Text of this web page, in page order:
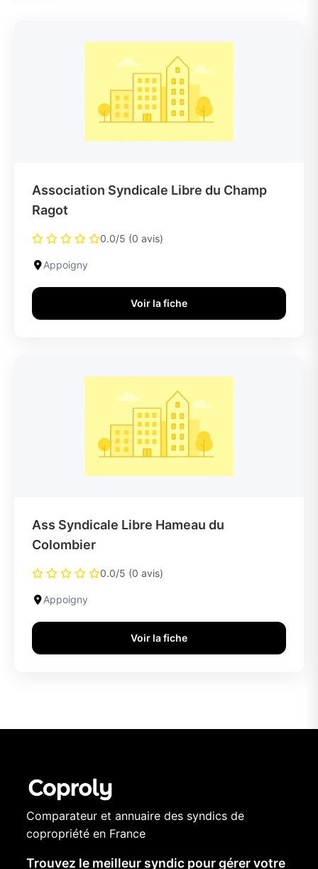
Association Syndicale Libre du Champ
Ragot
0.0/5 (0 avis)
Appoigny
Voir la fiche
Ass Syndicale Libre Hameau du
Colombier
0.0/5 (0 avis)
Appoigny
Voir la fiche
Comparateur et annuaire des syndics de
copropriété en France
Trouvez le meilleur syndic pour gérer votre